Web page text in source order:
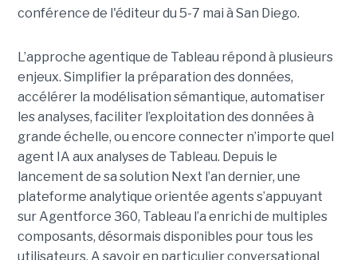
conférence de l'éditeur du 5-7 mai à San Diego.
L’approche agentique de Tableau répond à plusieurs
enjeux. Simplifier la préparation des données,
accélérer la modélisation sémantique, automatiser
les analyses, faciliter l’exploitation des données à
grande échelle, ou encore connecter n’importe quel
agent IA aux analyses de Tableau. Depuis le
lancement de sa solution Next l’an dernier, une
plateforme analytique orientée agents s’appuyant
sur Agentforce 360, Tableau l’a enrichi de multiples
composants, désormais disponibles pour tous les
utilisateurs. A savoir en particulier conversational